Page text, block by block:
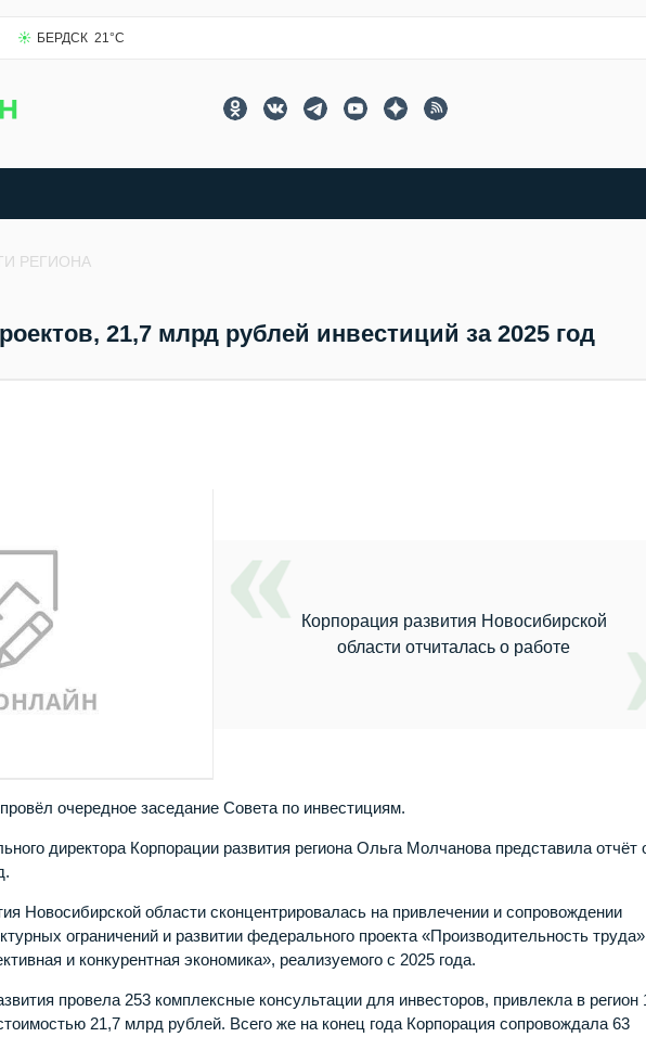
БЕРДСК 21°C
РЕГИОНА
21,7 млрд рублей инвестиций за 2025 год
Корпорация развития Новосибирской
области отчиталась о работе
очередное заседание Совета по инвестициям.
директора Корпорации развития региона Ольга Молчанова представила отчёт
Новосибирской области сконцентрировалась на привлечении и сопровождении
ограничений и развитии федерального проекта «Производительность труда»
и конкурентная экономика», реализуемого с 2025 года.
провела 253 комплексные консультации для инвесторов, привлекла в регион
21,7 млрд рублей. Всего же на конец года Корпорация сопровождала 63